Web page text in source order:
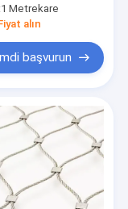
1 Metrekare
alın
başvurun